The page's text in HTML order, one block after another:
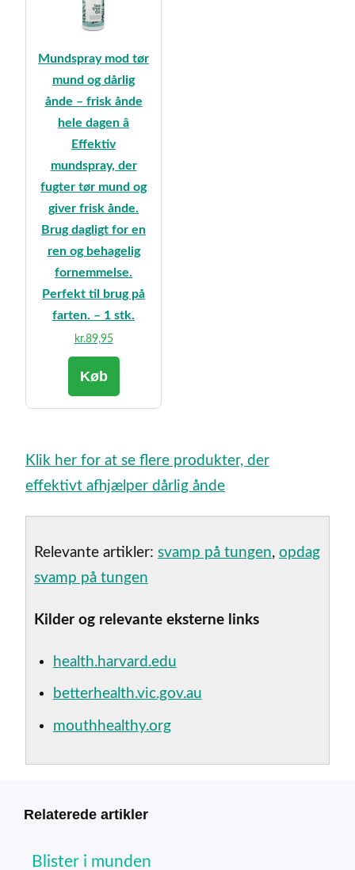
Mundspray mod tør
mund og dårlig
ånde – frisk ånde
hele dagen â
Effektiv
mundspray, der
fugter tør mund og
giver frisk ånde.
Brug dagligt for en
ren og behagelig
fornemmelse.
Perfekt til brug på
farten. – 1 stk.
kr.89,95
Køb
Klik her for at se flere produkter, der
effektivt afhjælper dårlig ånde
Relevante artikler: svamp på tungen, opdag
svamp på tungen
Kilder og relevante eksterne links
health.harvard.edu
betterhealth.vic.gov.au
mouthhealthy.org
Relaterede artikler
Blister i munden